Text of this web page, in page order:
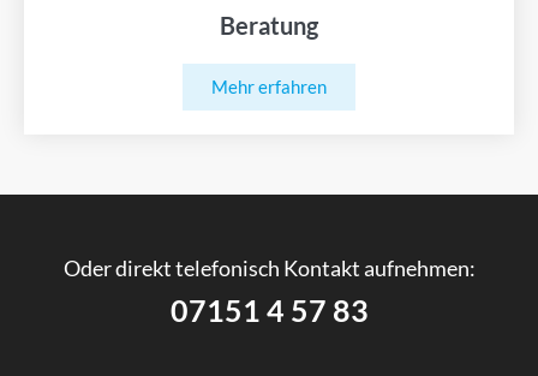
Beratung
Mehr erfahren
Oder direkt telefonisch Kontakt aufnehmen:
07151 4 57 83